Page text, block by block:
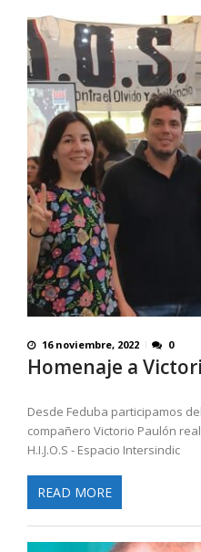
16 noviembre, 2022 0
Homenaje a
Desde Feduba participamos
compañero Victorio Paulón
H.I.J.O.S - Espacio Intersindic
READ MORE